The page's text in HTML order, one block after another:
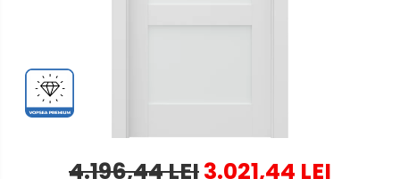
4.196,44 LEI3.021,44 LEI